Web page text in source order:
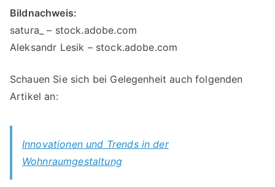
Bildnachweis:
satura_ – stock.adobe.com
Aleksandr Lesik – stock.adobe.com
Schauen Sie sich bei Gelegenheit auch folgenden
Artikel an:
Innovationen und Trends in der
Wohnraumgestaltung